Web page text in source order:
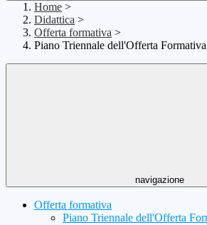
Home >
Didattica >
Offerta formativa >
Piano Triennale dell'Offerta Formativa
navigazione
Offerta formativa
Piano Triennale dell'Offerta